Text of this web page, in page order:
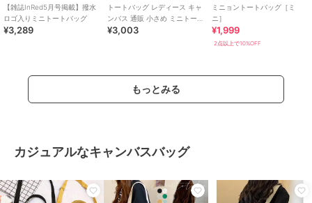
【雑誌InRed5月号掲載】撥水
ロゴ入りミニトートバッグ
¥3,289
トートバッグ レディース キャ
ンバス 通販 小さめ ミニトート
仕切り ミニトートバッグ おし
¥3,003
ミニョントートバッグ［ミ
ニ］
¥1,999
2点以上で10%OFF
もっとみる
カジュアルなキャンバスバッグ